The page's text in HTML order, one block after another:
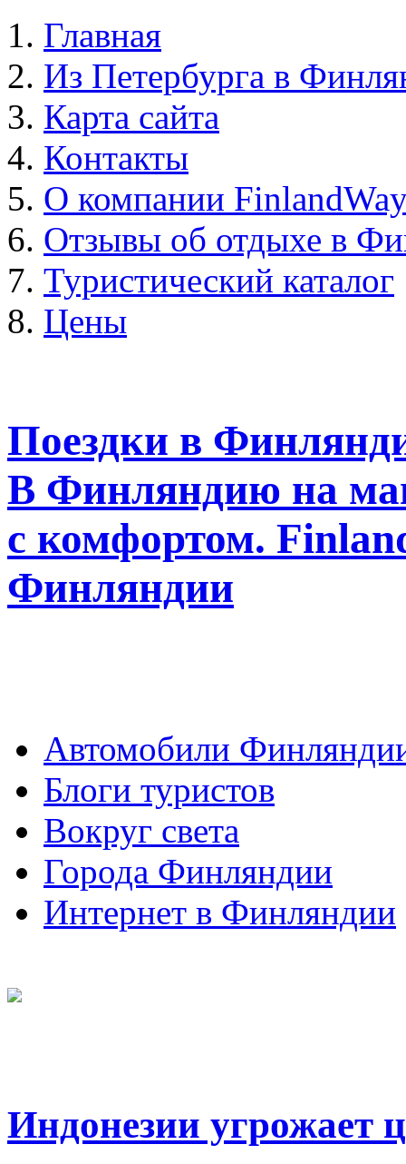
Главная
Из Петербурга в
Карта сайта
Контакты
О компании
Отзывы об отдыхе в
Туристический каталог
Цены
Поездки в
В Финляндию на
с комфортом.
Финляндии
Автомобили
Блоги туристов
Вокруг света
Города Финляндии
Интернет в Финляндии
Индонезии угрожает